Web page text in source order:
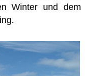
Winter und dem